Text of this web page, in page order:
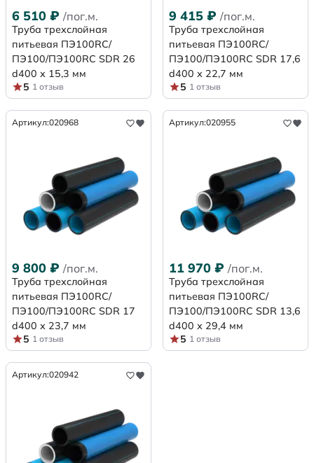
6 510 ₽ /пог.м.
Труба трехслойная
питьевая ПЭ100RC/
ПЭ100/ПЭ100RC SDR 26
d400 х 15,3 мм
5 1 отзыв
9 415 ₽ /пог.м.
Труба трехслойная
питьевая ПЭ100RC/
ПЭ100/ПЭ100RC SDR 17,6
d400 х 22,7 мм
5 1 отзыв
Артикул:020968
9 800 ₽ /пог.м.
Труба трехслойная
питьевая ПЭ100RC/
ПЭ100/ПЭ100RC SDR 17
d400 х 23,7 мм
5 1 отзыв
Артикул:020955
11 970 ₽ /пог.м.
Труба трехслойная
питьевая ПЭ100RC/
ПЭ100/ПЭ100RC SDR 13,6
d400 х 29,4 мм
5 1 отзыв
Артикул:020942